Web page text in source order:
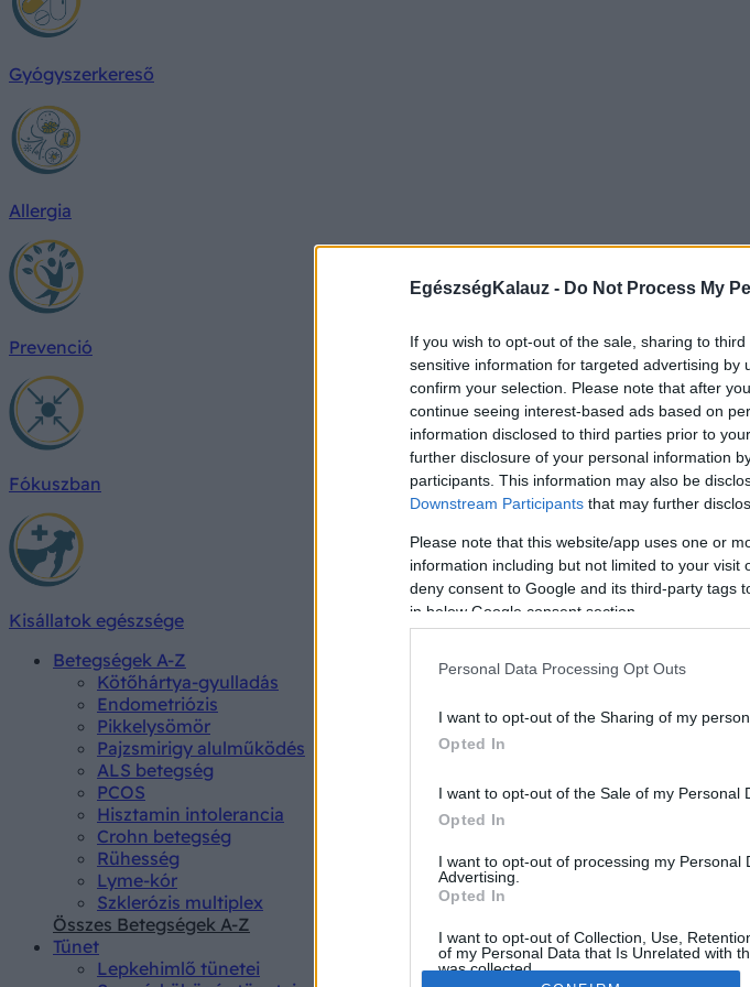
EgészségKalauz - Do Not Process My
If you wish to opt-out of the sale, sharing to
sensitive information for targeted advertising by
confirm your selection. Please note that after
continue seeing interest-based ads based on
information disclosed to third parties prior to
further disclosure of your personal information
participants. This information may also be
Downstream Participants that may further
Please note that this website/app uses one or
information including but not limited to your
deny consent to Google and its third-party tags
in below Google consent section.
Personal Data Processing Opt Outs
I want to opt-out of the Sharing of my
Opted In
I want to opt-out of the Sale of my Personal
Opted In
I want to opt-out of processing my Personal
Advertising.
Opted In
I want to opt-out of Collection, Use,
of my Personal Data that Is Unrelated with
was collected.
Gyógyszerkereső
Allergia
Prevenció
Fókuszban
Kisállatok egészsége
Betegségek A-Z
Kötőhártya-gyulladás
Endometriózis
Pikkelysömör
Pajzsmirigy alulműködés
ALS betegség
PCOS
Hisztamin intolerancia
Crohn betegség
Rühesség
Lyme-kór
Szklerózis multiplex
Összes Betegségek A-Z
Tünet
Lepkehimlő tünetei